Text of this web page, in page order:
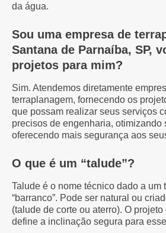
da água.
Sou uma empresa de
Santana de Parnaíba, SP,
projetos para mim?
Sim. Atendemos diretamente
terraplanagem, fornecendo os
que possam realizar seus serviços
precisos de engenharia, otimizando
oferecendo mais segurança aos
O que é um “talude”?
Talude é o nome técnico dado a um
“barranco”. Pode ser natural ou
(talude de corte ou aterro). O
define a inclinação segura para